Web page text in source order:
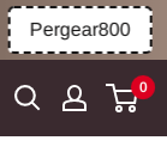
Pergear800
0